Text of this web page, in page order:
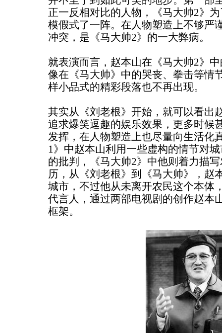
正一反相对比的人物，《马大帅2》
模假式了一阵。在人物塑造上不够严
冲突，是《马大帅2》的一大弊病。
就表演而言，赵本山在《马大帅2》
像在《马大帅》中的哭丧、拳击等情
样小品式的精彩段落也不再出现。
其实从《刘老根》开始，就可以看出
追求爆笑逗趣的娱乐效果，更多时候
发挥，在人物塑造上也尽量向生活化
1》中赵本山利用一些虚构的情节对
的批判，《马大帅2》中他则着力描
历，从《刘老根》到《马大帅》，赵
城市，不过他从未离开农民这个本体
代言人，通过两部电视剧的创作赵本
框架。